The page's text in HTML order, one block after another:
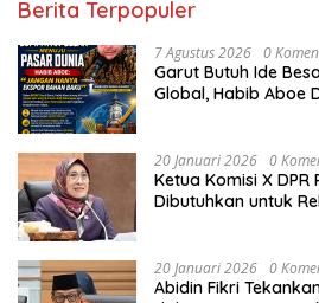
berbeda
kebakaran hutan,
yang kita hadapi
Agustus, mungkin
kepada personel
seluruh peralatan
tentunya kita
dengan lebih baik,”
Sigit, personel
Berita Terpopuler
7 Agustus 2026 0
Garut Butuh Ide
Global, Habib Aboe
20 Januari 2026 0
Ketua Komisi X DPR
Dibutuhkan untuk
20 Januari 2026 0
Abidin Fikri